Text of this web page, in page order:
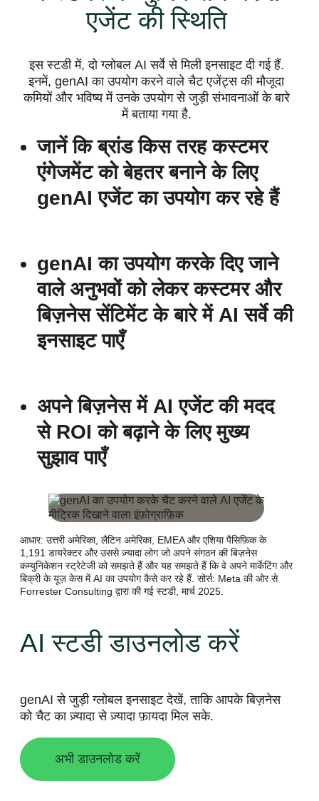
एजेंट की स्थिति
इस स्टडी में, दो ग्लोबल AI सर्वे से मिली इनसाइट दी गई हैं.
इनमें, genAI का उपयोग करने वाले चैट एजेंट्स की मौजूदा
कमियों और भविष्य में उनके उपयोग से जुड़ी संभावनाओं के बारे
में बताया गया है.
जानें कि ब्रांड किस तरह कस्टमर
एंगेजमेंट को बेहतर बनाने के लिए
genAI एजेंट का उपयोग कर रहे हैं
genAI का उपयोग करके दिए जाने
वाले अनुभवों को लेकर कस्टमर और
बिज़नेस सेंटिमेंट के बारे में AI सर्वे की
इनसाइट पाएँ
अपने बिज़नेस में AI एजेंट की मदद
से ROI को बढ़ाने के लिए मुख्य
सुझाव पाएँ
आधार: उत्तरी अमेरिका, लैटिन अमेरिका, EMEA और एशिया पैसिफ़िक के
1,191 डायरेक्टर और उससे ज़्यादा लोग जो अपने संगठन की बिज़नेस
कम्युनिकेशन स्ट्रेटेजी को समझते हैं और यह समझते हैं कि वे अपने मार्केटिंग और
बिक्री के यूज़ केस में AI का उपयोग कैसे कर रहे हैं. सोर्स: Meta की ओर से
Forrester Consulting द्वारा की गई स्टडी, मार्च 2025.
AI स्टडी डाउनलोड करें
genAI से जुड़ी ग्लोबल इनसाइट देखें, ताकि आपके बिज़नेस
को चैट का ज़्यादा से ज़्यादा फ़ायदा मिल सके.
अभी डाउनलोड करें